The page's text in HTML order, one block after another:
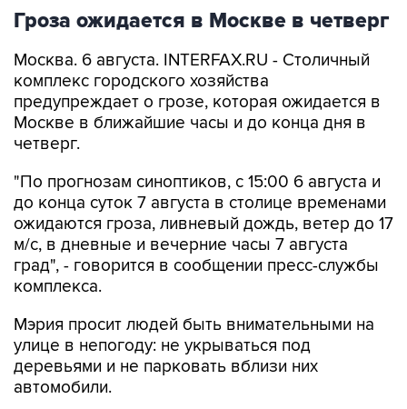
Гроза ожидается в Москве в четверг
Москва. 6 августа. INTERFAX.RU - Столичный
комплекс городского хозяйства
предупреждает о грозе, которая ожидается в
Москве в ближайшие часы и до конца дня в
четверг.
"По прогнозам синоптиков, с 15:00 6 августа и
до конца суток 7 августа в столице временами
ожидаются гроза, ливневый дождь, ветер до 17
м/с, в дневные и вечерние часы 7 августа
град", - говорится в сообщении пресс-службы
комплекса.
Мэрия просит людей быть внимательными на
улице в непогоду: не укрываться под
деревьями и не парковать вблизи них
автомобили.